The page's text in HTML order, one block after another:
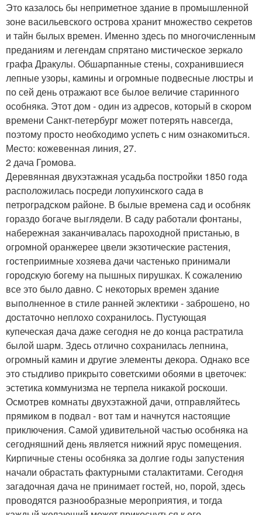
Это казалось бы неприметное здание в промышленной
зоне васильевского острова хранит множество секретов
и тайн былых времен. Именно здесь по многочисленным
преданиям и легендам спрятано мистическое зеркало
графа Дракулы. Обшарпанные стены, сохранившиеся
лепные узоры, камины и огромные подвесные люстры и
по сей день отражают все былое величие старинного
особняка. Этот дом - один из адресов, который в скором
времени Санкт-петербург может потерять навсегда,
поэтому просто необходимо успеть с ним ознакомиться.
Место: кожевенная линия, 27.
2 дача Громова.
Деревянная двухэтажная усадьба постройки 1850 года
расположилась посреди лопухинского сада в
петроградском районе. В былые времена сад и особняк
гораздо богаче выглядели. В саду работали фонтаны,
набережная заканчивалась пароходной пристанью, в
огромной оранжерее цвели экзотические растения,
гостеприимные хозяева дачи частенько принимали
городскую богему на пышных пирушках. К сожалению
все это было давно. С некоторых времен здание
выполненное в стиле ранней эклектики - заброшено, но
достаточно неплохо сохранилось. Пустующая
купеческая дача даже сегодня не до конца растратила
былой шарм. Здесь отлично сохранилась лепнина,
огромный камин и другие элементы декора. Однако все
это стыдливо прикрыто советскими обоями в цветочек:
эстетика коммунизма не терпела никакой роскоши.
Осмотрев комнаты двухэтажной дачи, отправляйтесь
прямиком в подвал - вот там и начнутся настоящие
приключения. Самой удивительной частью особняка на
сегодняшний день является нижний ярус помещения.
Кирпичные стены особняка за долгие годы запустения
начали обрастать фактурными сталактитами. Сегодня
загадочная дача не принимает гостей, но, порой, здесь
проводятся разнообразные мероприятия, и тогда